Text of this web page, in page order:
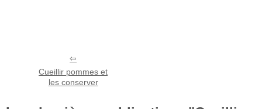
Cueillir pommes et
les conserver